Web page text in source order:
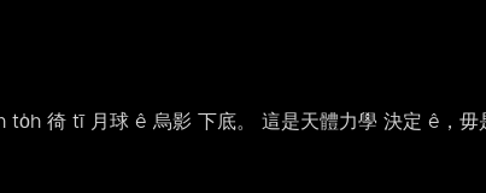
徛 tī 月球 ê 烏影 下底。 這是天體力學 決定 ê，毋